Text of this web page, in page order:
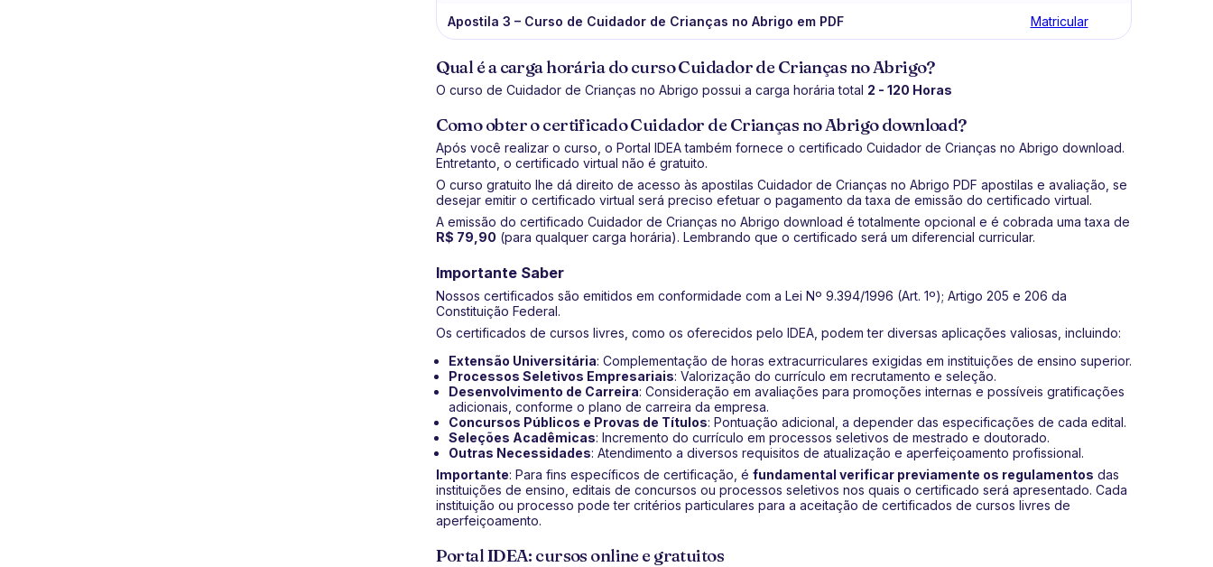
Apostila 3 – Curso de Cuidador de Crianças no Abrigo em PDF Matricular
Qual é a carga horária do curso Cuidador de Crianças no Abrigo?
O curso de Cuidador de Crianças no Abrigo possui a carga horária total 2 - 120 Horas
Como obter o certificado Cuidador de Crianças no Abrigo download?
Após você realizar o curso, o Portal IDEA também fornece o certificado Cuidador de Crianças no Abrigo download.
Entretanto, o certificado virtual não é gratuito.
O curso gratuito lhe dá direito de acesso às apostilas Cuidador de Crianças no Abrigo PDF apostilas e avaliação, se
desejar emitir o certificado virtual será preciso efetuar o pagamento da taxa de emissão do certificado virtual.
A emissão do certificado Cuidador de Crianças no Abrigo download é totalmente opcional e é cobrada uma taxa de
R$ 79,90 (para qualquer carga horária). Lembrando que o certificado será um diferencial curricular.
Importante Saber
Nossos certificados são emitidos em conformidade com a Lei Nº 9.394/1996 (Art. 1º); Artigo 205 e 206 da
Constituição Federal.
Os certificados de cursos livres, como os oferecidos pelo IDEA, podem ter diversas aplicações valiosas, incluindo:
Extensão Universitária: Complementação de horas extracurriculares exigidas em instituições de ensino superior.
Processos Seletivos Empresariais: Valorização do currículo em recrutamento e seleção.
Desenvolvimento de Carreira: Consideração em avaliações para promoções internas e possíveis gratificações
adicionais, conforme o plano de carreira da empresa.
Concursos Públicos e Provas de Títulos: Pontuação adicional, a depender das especificações de cada edital.
Seleções Acadêmicas: Incremento do currículo em processos seletivos de mestrado e doutorado.
Outras Necessidades: Atendimento a diversos requisitos de atualização e aperfeiçoamento profissional.
Importante: Para fins específicos de certificação, é fundamental verificar previamente os regulamentos das
instituições de ensino, editais de concursos ou processos seletivos nos quais o certificado será apresentado. Cada
instituição ou processo pode ter critérios particulares para a aceitação de certificados de cursos livres de
aperfeiçoamento.
Portal IDEA: cursos online e gratuitos